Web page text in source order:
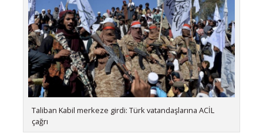
Taliban Kabil merkeze girdi: Türk vatandaşlarına ACİL
çağrı